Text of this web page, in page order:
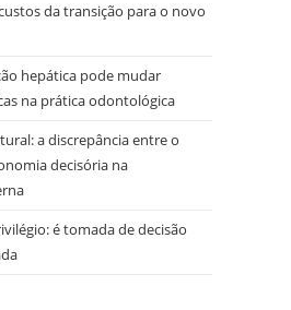
da transição para o novo
hepática pode mudar
na prática odontológica
a discrepância entre o
decisória na
é tomada de decisão